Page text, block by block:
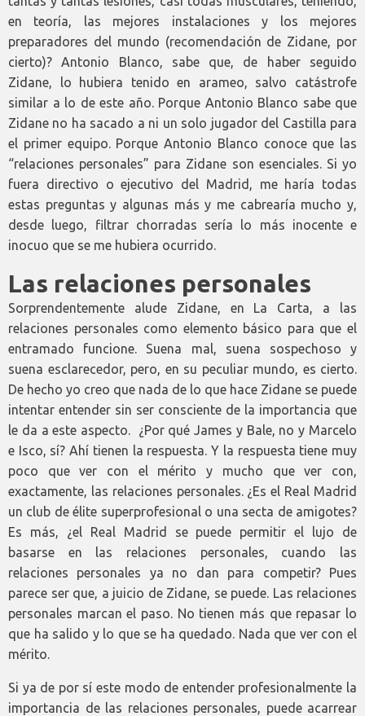
en teoría, las mejores instalaciones y los mejores
preparadores del mundo (recomendación de Zidane, por
cierto)? Antonio Blanco, sabe que, de haber seguido
Zidane, lo hubiera tenido en arameo, salvo catástrofe
similar a lo de este año. Porque Antonio Blanco sabe que
Zidane no ha sacado a ni un solo jugador del Castilla para
el primer equipo. Porque Antonio Blanco conoce que las
“relaciones personales” para Zidane son esenciales. Si yo
fuera directivo o ejecutivo del Madrid, me haría todas
estas preguntas y algunas más y me cabrearía mucho y,
desde luego, filtrar chorradas sería lo más inocente e
inocuo que se me hubiera ocurrido.
Las relaciones personales
Sorprendentemente alude Zidane, en La Carta, a las
relaciones personales como elemento básico para que el
entramado funcione. Suena mal, suena sospechoso y
suena esclarecedor, pero, en su peculiar mundo, es cierto.
De hecho yo creo que nada de lo que hace Zidane se puede
intentar entender sin ser consciente de la importancia que
le da a este aspecto. ¿Por qué James y Bale, no y Marcelo
e Isco, sí? Ahí tienen la respuesta. Y la respuesta tiene muy
poco que ver con el mérito y mucho que ver con,
exactamente, las relaciones personales. ¿Es el Real Madrid
un club de élite superprofesional o una secta de amigotes?
Es más, ¿el Real Madrid se puede permitir el lujo de
basarse en las relaciones personales, cuando las
relaciones personales ya no dan para competir? Pues
parece ser que, a juicio de Zidane, se puede. Las relaciones
personales marcan el paso. No tienen más que repasar lo
que ha salido y lo que se ha quedado. Nada que ver con el
mérito.
Si ya de por sí este modo de entender profesionalmente la
importancia de las relaciones personales, puede acarrear